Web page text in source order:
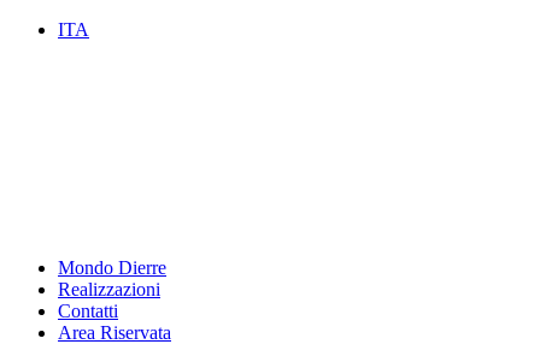
ITA
Mondo Dierre
Realizzazioni
Contatti
Area Riservata